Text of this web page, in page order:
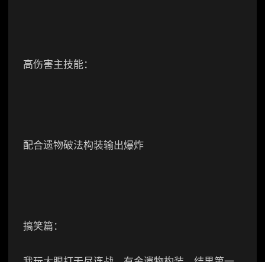
高伤害主技能：
配合遗物破法构装输出爆炸
搞笑篇：